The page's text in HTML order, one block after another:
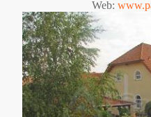
Web: